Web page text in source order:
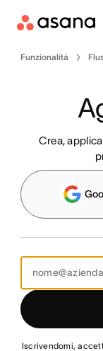
Funzionalità
Crea,
Iscrivendomi,